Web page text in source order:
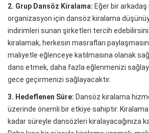
2. Grup Dansöz Kiralama: Eğer bir
organizasyon için dansöz kiralama
indirimleri sunan şirketleri tercih
kiralamak, herkesin masrafları
maliyetle eğlenceye katılmasına olanak
dans etmek, daha fazla eğlenmenizi
gece geçirmenizi sağlayacaktır.
3. Hedeflenen Süre: Dansöz kiralama
üzerinde önemli bir etkiye sahiptir.
kadar süreyle dansözleri kiralayacağınıza